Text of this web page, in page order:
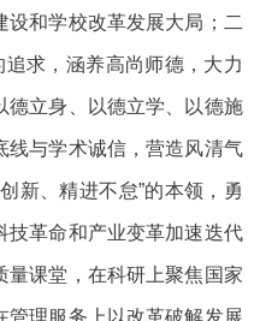
设和学校改革发展大局；二
追求，涵养高尚师德，大力
德立身、以德立学、以德施
线与学术诚信，营造风清气
新、精进不怠”的本领，勇
技革命和产业变革加速迭代
量课堂，在科研上聚焦国家
管理服务上以改革破解发展